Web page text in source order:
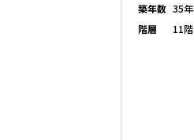
築年数 35年
階層
11階